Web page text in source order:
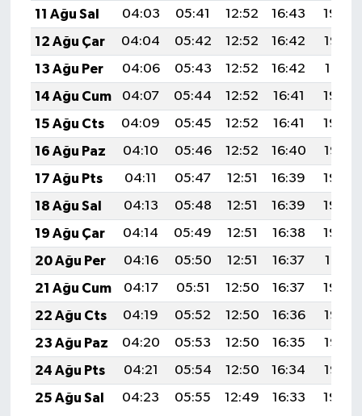
11 Ağu Sal
04:03 05:41 12:52 16:43
19:54
12 Ağu Çar
04:04 05:42 12:52 16:42
19:52
13 Ağu Per
04:06 05:43 12:52 16:42
19:51
14 Ağu Cum
04:07 05:44 12:52 16:41
19:50
15 Ağu Cts
04:09 05:45 12:52 16:41
19:48
16 Ağu Paz
04:10 05:46 12:52 16:40
19:47
17 Ağu Pts
04:11 05:47 12:51 16:39
19:46
18 Ağu Sal
04:13 05:48 12:51 16:39
19:44
19 Ağu Çar
04:14 05:49 12:51 16:38
19:43
20 Ağu Per
04:16 05:50 12:51 16:37
19:41
21 Ağu Cum
04:17 05:51 12:50 16:37
19:40
22 Ağu Cts
04:19 05:52 12:50 16:36
19:38
23 Ağu Paz
04:20 05:53 12:50 16:35
19:37
24 Ağu Pts
04:21 05:54 12:50 16:34
19:35
25 Ağu Sal
04:23 05:55 12:49 16:33 19:34